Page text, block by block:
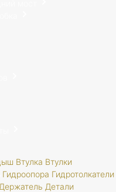
Втулка Втулки
Гидроопора Гидротолкатели
Держатель Детали